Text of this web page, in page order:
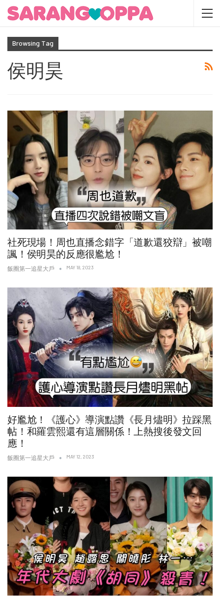
Browsing Tag
侯明昊
社死現場！周也直播念錯字「道歉還狡辯」被嘲
諷！侯明昊的反應很尷尬！
飯圈第一追星大戶 MAY 18, 2023
好尷尬！《護心》導演點讚《長月燼明》拉踩黑
帖！和羅雲熙還有這層關係！上熱搜後發文回
應！
飯圈第一追星大戶 MAY 12, 2023